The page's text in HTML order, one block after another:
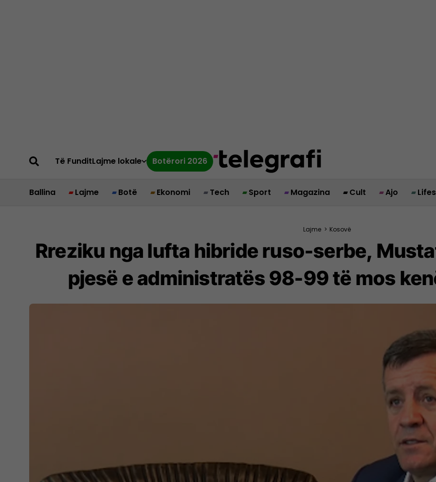
Të FunditLajme lokale Botërori 2026
Ballina Lajme Botë Ekonomi Tech Sport Magazina Cult Ajo
Lajme > Kosovë
Rreziku nga lufta hibride ruso-serbe,
pjesë e administratës 98-99 të mos